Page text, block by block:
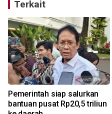
Terkait
Pemerintah siap salurkan
bantuan pusat Rp20,5 triliun